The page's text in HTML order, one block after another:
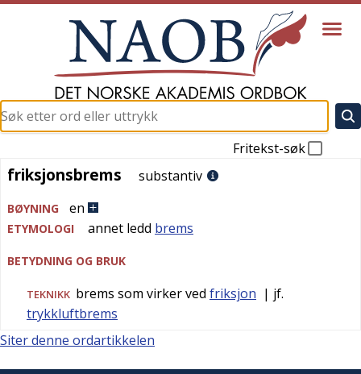
Fritekst-søk
friksjonsbrems
friksjonsbrems substantiv
BØYNING en
ETYMOLOGI annet ledd brems
BETYDNING OG BRUK
TEKNIKK brems som virker ved friksjon | jf.
trykkluftbrems
Siter denne ordartikkelen